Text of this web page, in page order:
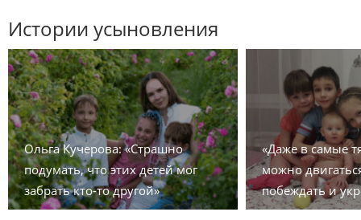
Истории усыновления
Ольга Кучерова: «Страшно
подумать, что этих детей мог
забрать кто-то другой»
«Даже в самые
можно
побеждать и